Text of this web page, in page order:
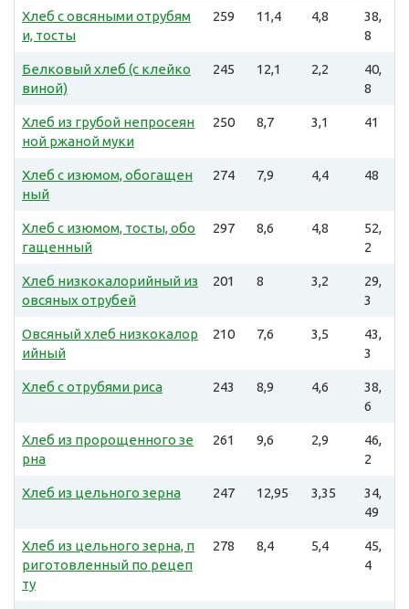
Хлеб с овсяными отрубям
и, тосты
259 11,4 4,8
38,
8
Белковый хлеб (с клейко
виной)
245 12,1 2,2
40,
8
Хлеб из грубой непросеян
ной ржаной муки
250 8,7 3,1 41
Хлеб с изюмом, обогащен
ный
274 7,9 4,4 48
Хлеб с изюмом, тосты, обо
гащенный
297 8,6 4,8
52,
2
Хлеб низкокалорийный из
овсяных отрубей
201 8 3,2
29,
3
Овсяный хлеб низкокалор
ийный
210 7,6 3,5
43,
3
Хлеб с отрубями риса 243 8,9 4,6
38,
6
Хлеб из пророщенного зе
рна
261 9,6 2,9
46,
2
Хлеб из цельного зерна 247 12,95 3,35
34,
49
Хлеб из цельного зерна, п
риготовленный по рецеп
ту
278 8,4 5,4
45,
4